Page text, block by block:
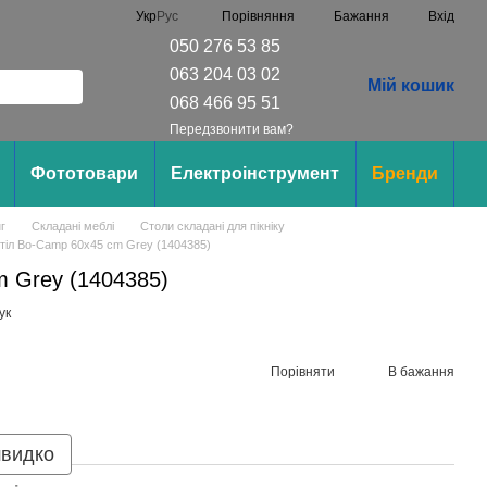
Укр Рус Порівняння Бажання Вхід
050 276 53 85
063 204 03 02
068 466 95 51
Передзвонити вам?
Мій кошик
Фототовари Електроінструмент Бренди
Складані меблі
Столи складані для пікніку
Bo-Camp 60x45 cm Grey (1404385)
Grey (1404385)
Порівняти В бажання